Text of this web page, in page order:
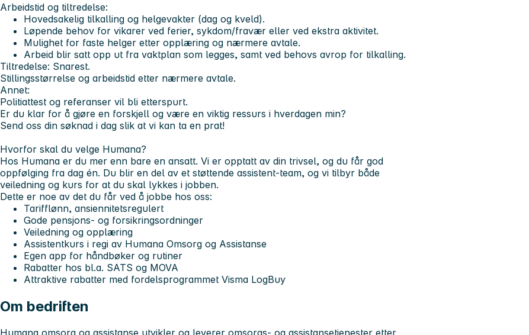
Arbeidstid og tiltredelse:
Hovedsakelig tilkalling og helgevakter (dag og kveld).
Løpende behov for vikarer ved ferier, sykdom/fravær eller ved ekstra aktivitet.
Mulighet for faste helger etter opplæring og nærmere avtale.
Arbeid blir satt opp ut fra vaktplan som legges, samt ved behovs avrop for tilkalling.
Tiltredelse: Snarest.
Stillingsstørrelse og arbeidstid etter nærmere avtale.
Annet:
Politiattest og referanser vil bli etterspurt.
Er du klar for å gjøre en forskjell og være en viktig ressurs i hverdagen min?
Send oss din søknad i dag slik at vi kan ta en prat!
Hvorfor skal du velge Humana?
Hos Humana er du mer enn bare en ansatt. Vi er opptatt av din trivsel, og du får god
oppfølging fra dag én. Du blir en del av et støttende assistent-team, og vi tilbyr både
veiledning og kurs for at du skal lykkes i jobben.
Dette er noe av det du får ved å jobbe hos oss:
Tarifflønn, ansiennitetsregulert
Gode pensjons- og forsikringsordninger
Veiledning og opplæring
Assistentkurs i regi av Humana Omsorg og Assistanse
Egen app for håndbøker og rutiner
Rabatter hos bl.a. SATS og MOVA
Attraktive rabatter med fordelsprogrammet Visma LogBuy
Om bedriften
Humana omsorg og assistanse utvikler og leverer omsorgs- og assistansetjenester etter